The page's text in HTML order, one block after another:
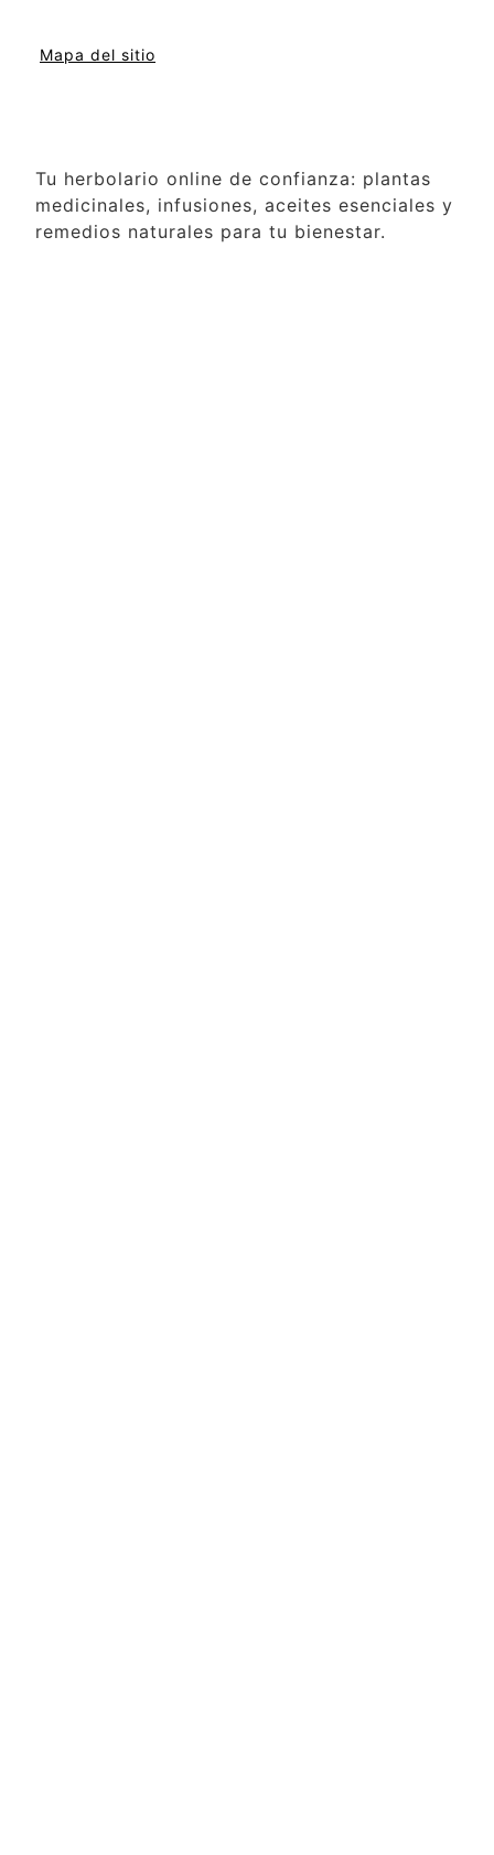
Mapa del sitio
Tu herbolario online de confianza: plantas
medicinales, infusiones, aceites esenciales y
remedios naturales para tu bienestar.